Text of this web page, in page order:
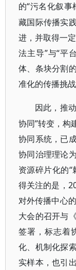
的“污名化叙事
藏国际传播实
进，并取得一
法主导”与“平
体、条块分割
准化的传播挑战
因此，推
协同”转变，构
协同系统，已
协同治理理论
资源碎片化的
得关注的是，
对外传播中心
大会的召开与
签署，标志着
化、机制化探
实样本，也引